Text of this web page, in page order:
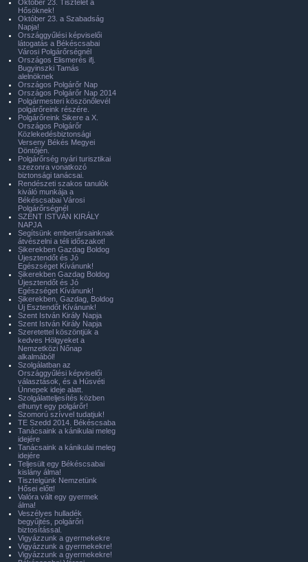
Október 23. Tisztelet a
Hősöknek!
Október 23. a Szabadság
Napja!
Országgyűlési képviselői
látogatás a Békéscsabai
Városi Polgárőrségnél
Országos Elismerés ifj.
Bugyinszki Tamás
alelnöknek
Országos Polgárőr Nap
Országos Polgárőr Nap 2014
Polgármesteri köszönőlevél
polgárőreink részére.
Polgárőreink Sikere a X.
Országos Polgárőr
Közlekedésbiztonsági
Verseny Békés Megyei
Döntőjén.
Polgárőrség nyári turisztikai
szezonra vonatkozó
biztonsági tanácsai.
Rendészeti szakos tanulók
kiváló munkája a
Békéscsabai Városi
Polgárőrségnél
SZENT ISTVÁN KIRÁLY
NAPJA
Segítsünk embertársainknak
átvészelni a téli időszakot!
Sikerekben Gazdag Boldog
Újesztendőt és Jó
Egészséget Kívánunk!
Sikerekben Gazdag Boldog
Újesztendőt és Jó
Egészséget Kívánunk!
Sikerekben, Gazdag, Boldog
Új Esztendőt Kívánunk!
Szent István Király Napja
Szent István Király Napja
Szeretettel köszöntjük a
kedves Hölgyeket a
Nemzetközi Nőnap
alkalmából!
Szolgálatban az
Országgyűlési képviselői
választások, és a Húsvéti
Ünnepek ideje alatt.
Szolgálatteljesítés közben
elhunyt egy polgárőr!
Szomorú szívvel tudatjuk!
TE Szedd 2014. Békéscsaba
Tanácsaink a kánikulai meleg
idejére
Tanácsaink a kánikulai meleg
idejére
Teljesült egy Békéscsabai
kislány álma!
Tisztelgünk Nemzetünk
Hősei előtt!
Valóra vált egy gyermek
álma!
Veszélyes hulladék
begyűjtés, polgárőri
biztosítással.
Vigyázzunk a gyermekekre
Vigyázzunk a gyermekekre!
Vigyázzunk a gyermekekre!